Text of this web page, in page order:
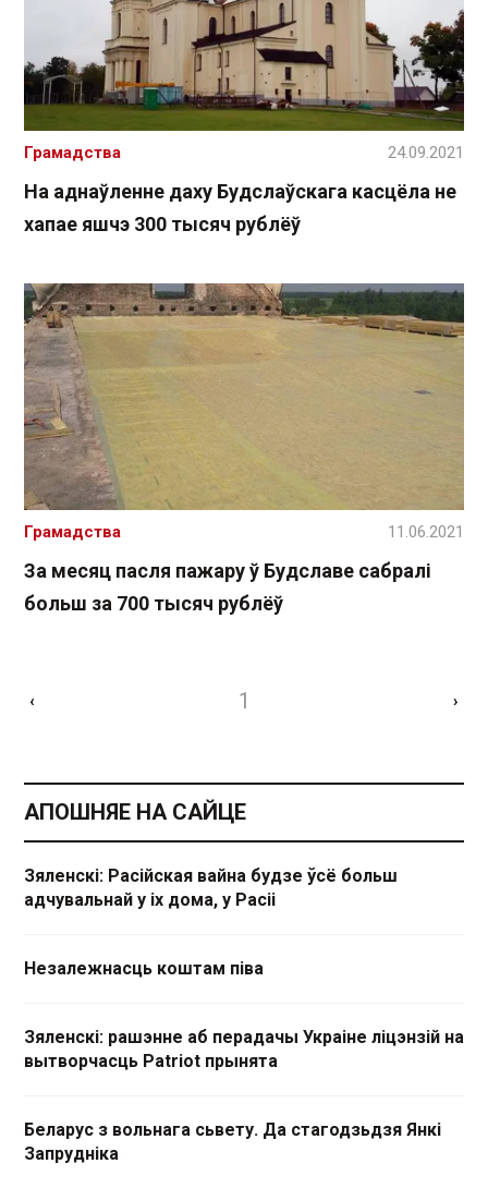
На аднаўленне даху Будслаўскага касцёла не
хапае яшчэ 300 тысяч рублёў
Грамадства 24.09.2021
За месяц пасля пажару ў Будславе сабралі
больш за 700 тысяч рублёў
Грамадства 11.06.2021
‹ 1 ›
АПОШНЯЕ НА САЙЦЕ
Зяленскі: Расійская вайна будзе ўсё больш
адчувальнай у іх дома, у Расіі
Незалежнасць коштам піва
Зяленскі: рашэнне аб перадачы Украіне ліцэнзій на
вытворчасць Patriot прынята
Беларус з вольнага сьвету. Да стагодзьдзя Янкі
Запрудніка